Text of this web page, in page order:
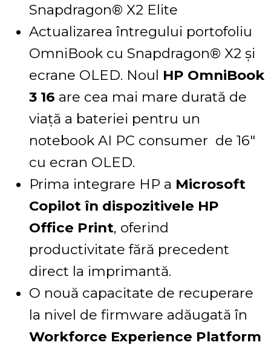
Snapdragon® X2 Elite
Actualizarea întregului portofoliu
OmniBook cu Snapdragon® X2 și
ecrane OLED. Noul HP OmniBook
3 16 are cea mai mare durată de
viață a bateriei pentru un
notebook AI PC consumer de 16″
cu ecran OLED.
Prima integrare HP a Microsoft
Copilot în dispozitivele HP
Office Print, oferind
productivitate fără precedent
direct la imprimantă.
O nouă capacitate de recuperare
la nivel de firmware adăugată în
Workforce Experience Platform